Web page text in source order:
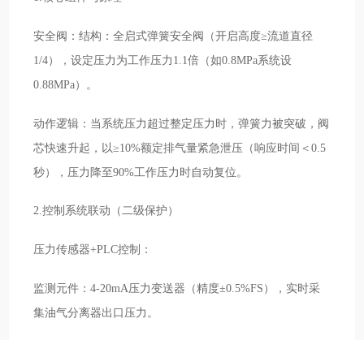
安全阀：结构：全启式弹簧安全阀（开启高度≥流道直径
1/4），设定压力为工作压力1.1倍（如0.8MPa系统设
0.88MPa）。
动作逻辑：当系统压力超过整定压力时，弹簧力被突破，阀
芯快速升起，以≥10%额定排气量紧急泄压（响应时间＜0.5
秒），压力降至90%工作压力时自动复位。
2.控制系统联动（二级保护）
压力传感器+PLC控制：
监测元件：4-20mA压力变送器（精度±0.5%FS），实时采
集油气分离器出口压力。